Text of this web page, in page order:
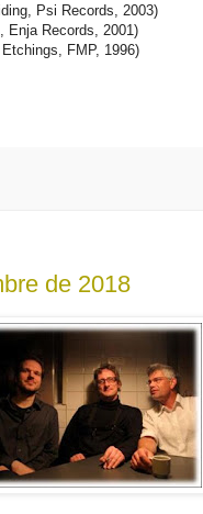
Psi Records, 2003)
Enja Records, 2001)
FMP, 1996)
de 2018